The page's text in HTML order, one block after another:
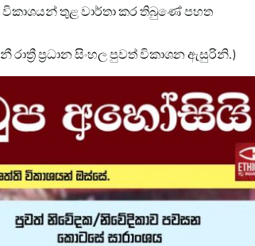
විකාශයන් තුළ වාර්තා කර තිබුණේ පහත
රාත්‍රී ප්‍රධාන සිංහල පුවත් විකාශන ඇසුරිනි.)